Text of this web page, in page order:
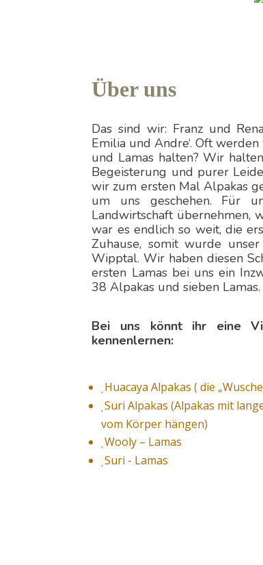
Über uns
Das sind wir: Franz und
Emilia und Andre‘. Oft
und Lamas halten? Wir
Begeisterung und purer
wir zum ersten Mal Alpakas
um uns geschehen. Für
Landwirtschaft übernehmen,
war es endlich so weit, die
Zuhause, somit wurde
Wipptal. Wir haben diesen
ersten Lamas bei uns ein
38 Alpakas und sieben Lamas.
Bei uns könnt ihr eine
kennenlernen:
Huacaya Alpakas ( die
Suri Alpakas (Alpakas mit
vom Körper hängen)
Wooly – Lamas
Suri - Lamas